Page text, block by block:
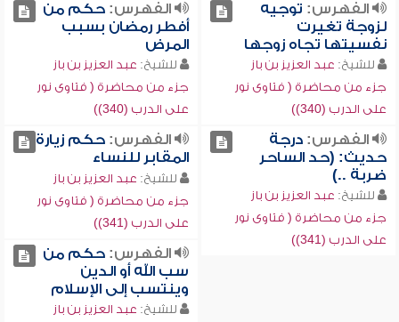
الفهرس: توجيه
لزوجة تغيرت
نفسيتها تجاه زوجها
للشيخ: عبد العزيز بن باز
جزء من محاضرة ( فتاوى نور
على الدرب (340))
الفهرس:حكم من
أفطر رمضان بسبب
المرض
للشيخ: عبد العزيز بن باز
جزء من محاضرة ( فتاوى نور
على الدرب (340))
الفهرس:درجة
حديث: (حد الساحر
ضربة ..)
للشيخ: عبد العزيز بن باز
جزء من محاضرة ( فتاوى نور
على الدرب (341))
الفهرس:حكم زيارة
المقابر للنساء
للشيخ: عبد العزيز بن باز
جزء من محاضرة ( فتاوى نور
على الدرب (341))
الفهرس:حكم من
سب الله أو الدين
وينتسب إلى الإسلام
للشيخ: عبد العزيز بن باز